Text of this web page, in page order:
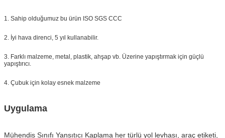
1. Sahip olduğumuz bu ürün ISO SGS CCC
2. İyi hava direnci, 5 yıl kullanabilir.
3. Farklı malzeme, metal, plastik, ahşap vb. Üzerine yapıştırmak için güçlü
yapıştırıcı.
4. Çubuk için kolay esnek malzeme
Uygulama
Mühendis Sınıfı Yansıtıcı Kaplama her türlü yol levhası, araç etiketi,